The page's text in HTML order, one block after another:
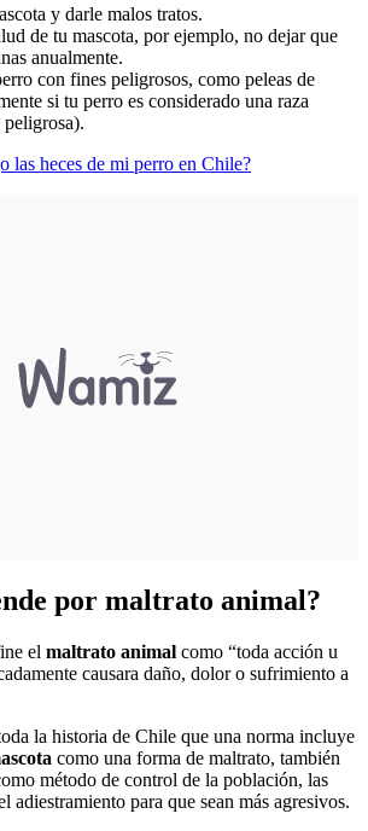
y darle malos tratos.
de tu mascota, por ejemplo, no dejar que
anualmente.
con fines peligrosos, como peleas de
si tu perro es considerado una raza
las heces de mi perro en Chile?
por maltrato animal?
el maltrato animal como “toda acción u
causara daño, dolor o sufrimiento a
la historia de Chile que una norma incluye
como una forma de maltrato, también
método de control de la población, las
adiestramiento para que sean más agresivos.